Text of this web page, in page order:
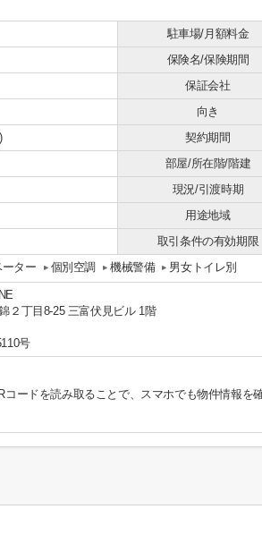
駐車場/月額料金
保険名/保険期間
保証会社
向き
契約期間
部屋/所在階/階建
現況/引渡時期
用途地域
取引条件の有効期限
ーター 個別空調 機械警備 男女トイレ別
２丁目8-25 三富伏見ビル 1階
号
コードを読み取ることで、スマホでも物件情報を